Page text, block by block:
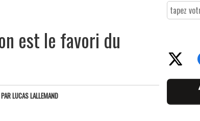
est le favori du
PARLUCAS LALLEMAND